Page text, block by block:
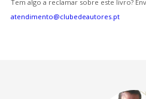
Tem algo a reclamar sobre este livro?
atendimento@clubedeautores.pt